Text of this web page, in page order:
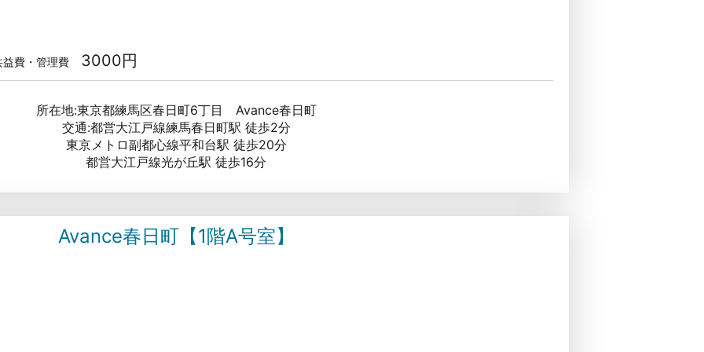
益費・管理費 3000円
所在地:東京都練馬区春日町6丁目 Avance春日町
交通:都営大江戸線練馬春日町駅 徒歩2分
東京メトロ副都心線平和台駅 徒歩20分
都営大江戸線光が丘駅 徒歩16分
Avance春日町【1階A号室】